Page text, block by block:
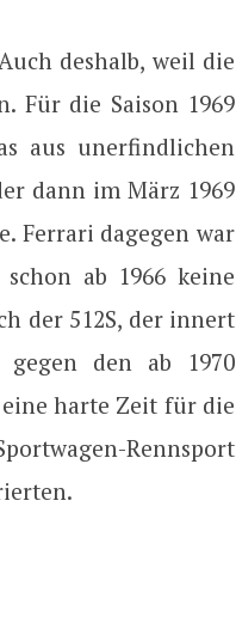
deshalb, weil die
Für die Saison 1969
aus unerfindlichen
dann im März 1969
Ferrari dagegen war
ab 1966 keine
der 512S, der innert
den ab 1970
harte Zeit für die
Rennsport